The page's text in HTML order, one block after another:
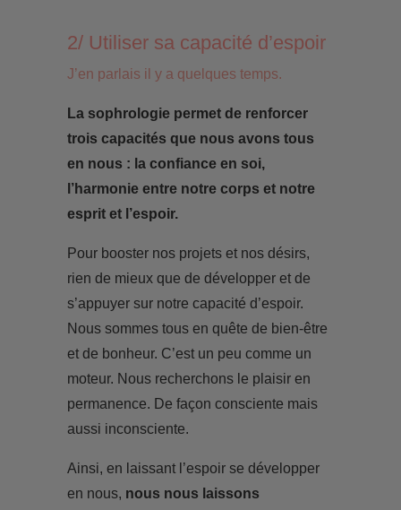
2/ Utiliser sa capacité d’espoir
J’en parlais il y a quelques temps.
La sophrologie permet de renforcer
trois capacités que nous avons tous
en nous : la confiance en soi,
l’harmonie entre notre corps et notre
esprit et l’espoir.
Pour booster nos projets et nos désirs,
rien de mieux que de développer et de
s’appuyer sur notre capacité d’espoir.
Nous sommes tous en quête de bien-être
et de bonheur. C’est un peu comme un
moteur. Nous recherchons le plaisir en
permanence. De façon consciente mais
aussi inconsciente.
Ainsi, en laissant l’espoir se développer
en nous, nous nous laissons